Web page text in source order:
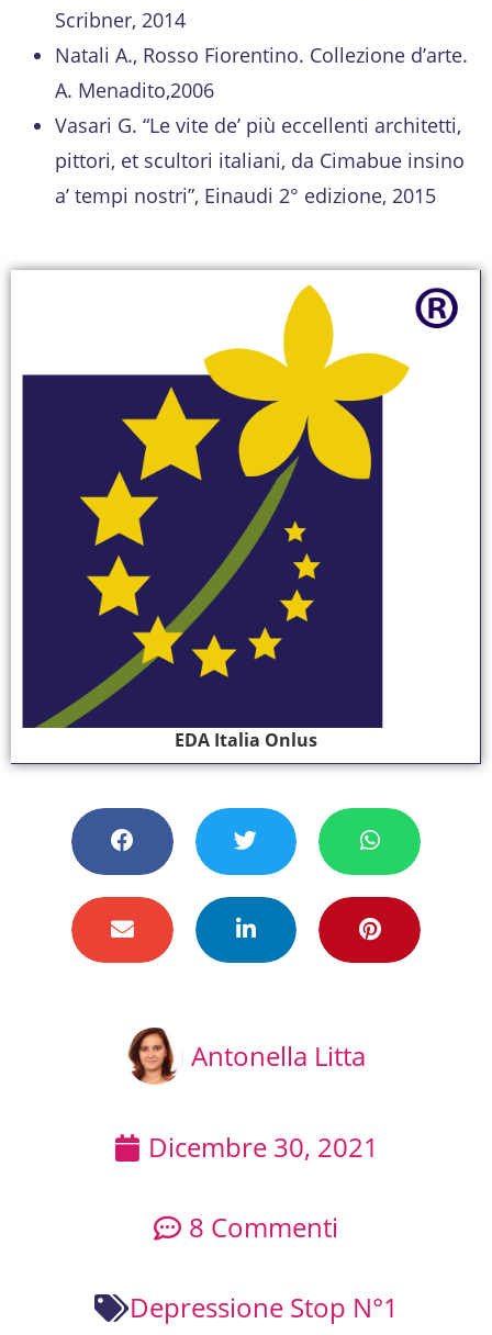
Scribner, 2014
Natali A., Rosso Fiorentino. Collezione d’arte.
A. Menadito,2006
Vasari G. “Le vite de’ più eccellenti architetti,
pittori, et scultori italiani, da Cimabue insino
a’ tempi nostri”, Einaudi 2° edizione, 2015
EDA Italia Onlus
Antonella Litta
Dicembre 30, 2021
8 Commenti
Depressione Stop N°1